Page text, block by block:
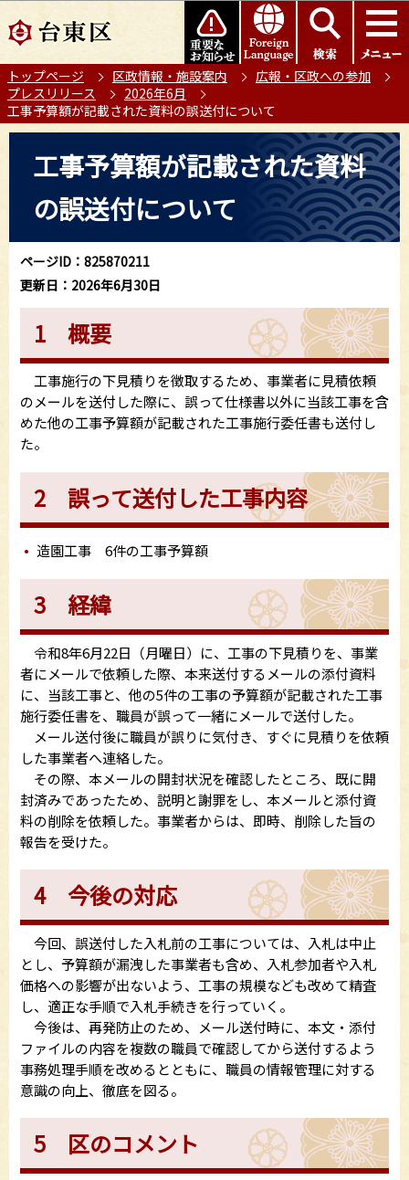
の
ー
ジ
の
このページの本文へ移動
トップページ 区政情報・施設案内
広報・区政への参加
プレスリリース
2026年6月
工事予算額が記載された資料の誤送付について
ら
工事予算額が記載された資料
の誤送付について
ページID：825870211
更新日：2026年6月30日
1 概要
工事施行の下見積りを徴取するため、事業者に見積依頼
のメールを送付した際に、誤って仕様書以外に当該工事を含
めた他の工事予算額が記載された工事施行委任書も送付し
た。
2 誤って送付した工事内容
造園工事 6件の工事予算額
3 経緯
令和8年6月22日（月曜日）に、工事の下見積りを、事業
者にメールで依頼した際、本来送付するメールの添付資料
に、当該工事と、他の5件の工事の予算額が記載された工事
施行委任書を、職員が誤って一緒にメールで送付した。
メール送付後に職員が誤りに気付き、すぐに見積りを依頼
した事業者へ連絡した。
その際、本メールの開封状況を確認したところ、既に開
封済みであったため、説明と謝罪をし、本メールと添付資
料の削除を依頼した。事業者からは、即時、削除した旨の
報告を受けた。
4 今後の対応
今回、誤送付した入札前の工事については、入札は中止
とし、予算額が漏洩した事業者も含め、入札参加者や入札
価格への影響が出ないよう、工事の規模なども改めて精査
し、適正な手順で入札手続きを行っていく。
今後は、再発防止のため、メール送付時に、本文・添付
ファイルの内容を複数の職員で確認してから送付するよう
事務処理手順を改めるとともに、職員の情報管理に対する
意識の向上、徹底を図る。
5 区のコメント